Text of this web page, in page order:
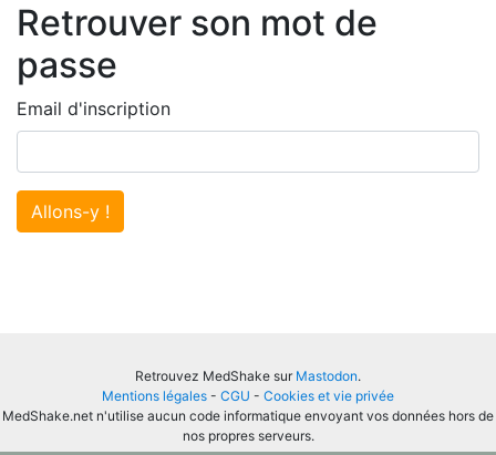
Retrouver son mot de
passe
Email d'inscription
Allons-y !
Retrouvez MedShake sur Mastodon.
Mentions légales - CGU - Cookies et vie privée
MedShake.net n'utilise aucun code informatique envoyant vos données hors de
nos propres serveurs.